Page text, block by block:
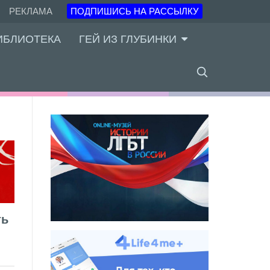
РЕКЛАМА ПОДПИШИСЬ НА РАССЫЛКУ
ГЕЙ ИЗ ГЛУБИНКИ